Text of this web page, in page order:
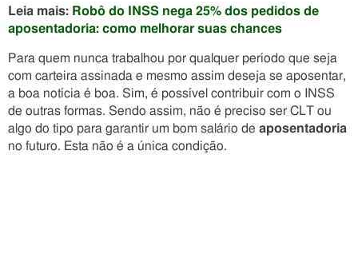
Leia mais: Robô do INSS nega 25% dos pedidos de
aposentadoria: como melhorar suas chances
Para quem nunca trabalhou por qualquer período que seja
com carteira assinada e mesmo assim deseja se aposentar,
a boa notícia é boa. Sim, é possível contribuir com o INSS
de outras formas. Sendo assim, não é preciso ser CLT ou
algo do tipo para garantir um bom salário de aposentadoria
no futuro. Esta não é a única condição.